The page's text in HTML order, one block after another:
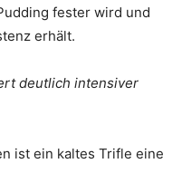
fester wird und
erhält.
deutlich intensiver
ist ein kaltes Trifle eine